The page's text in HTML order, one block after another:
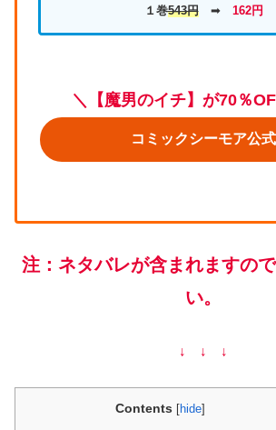
１巻543円➡ 162円
＼【魔男のイチ】が70％
コミックシーモア公式
注：ネタバレが含まれますの
い。
↓ ↓ ↓
Contents [hide]